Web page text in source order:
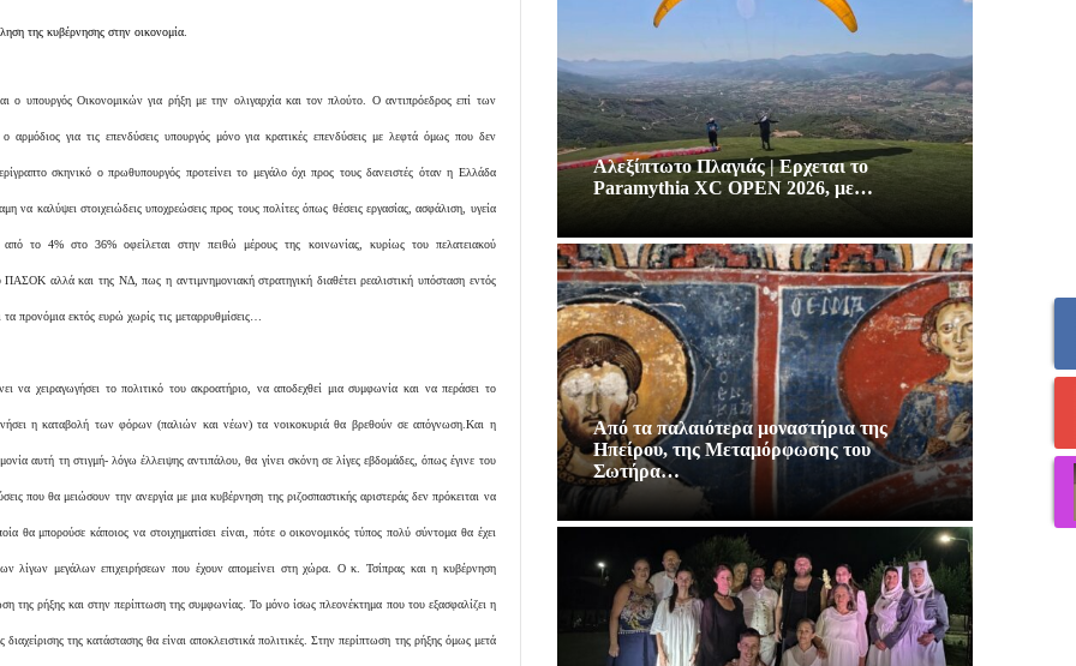
της κυβέρνησης στην οικονομία.
ο υπουργός Οικονομικών για ρήξη με την ολιγαρχία και τον πλούτο. Ο αντιπρόεδρος επί των
ο αρμόδιος για τις επενδύσεις υπουργός μόνο για κρατικές επενδύσεις με λεφτά όμως που δεν
σκηνικό ο πρωθυπουργός προτείνει το μεγάλο όχι προς τους δανειστές όταν η Ελλάδα
να καλύψει στοιχειώδεις υποχρεώσεις προς τους πολίτες όπως θέσεις εργασίας, ασφάλιση, υγεία
το 4% στο 36% οφείλεται στην πειθώ μέρους της κοινωνίας, κυρίως του πελατειακού
ΠΑΣΟΚ αλλά και της ΝΔ, πως η αντιμνημονιακή στρατηγική διαθέτει ρεαλιστική υπόσταση εντός
προνόμια εκτός ευρώ χωρίς τις μεταρρυθμίσεις…
να χειραγωγήσει το πολιτικό του ακροατήριο, να αποδεχθεί μια συμφωνία και να περάσει το
η καταβολή των φόρων (παλιών και νέων) τα νοικοκυριά θα βρεθούν σε απόγνωση.Και η
αυτή τη στιγμή- λόγω έλλειψης αντιπάλου, θα γίνει σκόνη σε λίγες εβδομάδες, όπως έγινε του
που θα μειώσουν την ανεργία με μια κυβέρνηση της ριζοσπαστικής αριστεράς δεν πρόκειται να
θα μπορούσε κάποιος να στοιχηματίσει είναι, πότε ο οικονομικός τύπος πολύ σύντομα θα έχει
λίγων μεγάλων επιχειρήσεων που έχουν απομείνει στη χώρα. Ο κ. Τσίπρας και η κυβέρνηση
της ρήξης και στην περίπτωση της συμφωνίας. Το μόνο ίσως πλεονέκτημα που του εξασφαλίζει η
της κατάστασης θα είναι αποκλειστικά πολιτικές. Στην περίπτωση της ρήξης όμως μετά
Αλεξίπτωτο Πλαγιάς | Ερχεται το
Paramythia XC OPEN 2026, με…
Από τα παλαιότερα μοναστήρια της
Ηπείρου, της Μεταμόρφωσης του
Σωτήρα…